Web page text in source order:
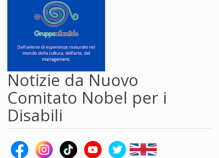
Notizie da Nuovo
Comitato Nobel per i
Disabili